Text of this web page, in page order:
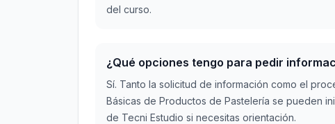
del curso.
¿Qué opciones tengo para pedir
Sí. Tanto la solicitud de información como el
Básicas de Productos de Pastelería se pueden
de Tecni Estudio si necesitas orientación.